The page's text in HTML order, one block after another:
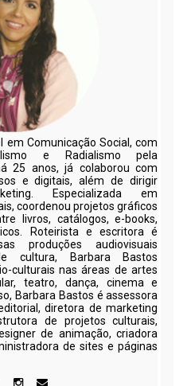
em Comunicação Social, com
e Radialismo pela
25 anos, já colaborou com
e digitais, além de dirigir
Especializada em
coordenou projetos gráficos
livros, catálogos, e-books,
Roteirista e escritora é
produções audiovisuais
cultura, Barbara Bastos
culturais nas áreas de artes
teatro, dança, cinema e
Barbara Bastos é assessora
diretora de marketing
de projetos culturais,
de animação, criadora
de sites e páginas